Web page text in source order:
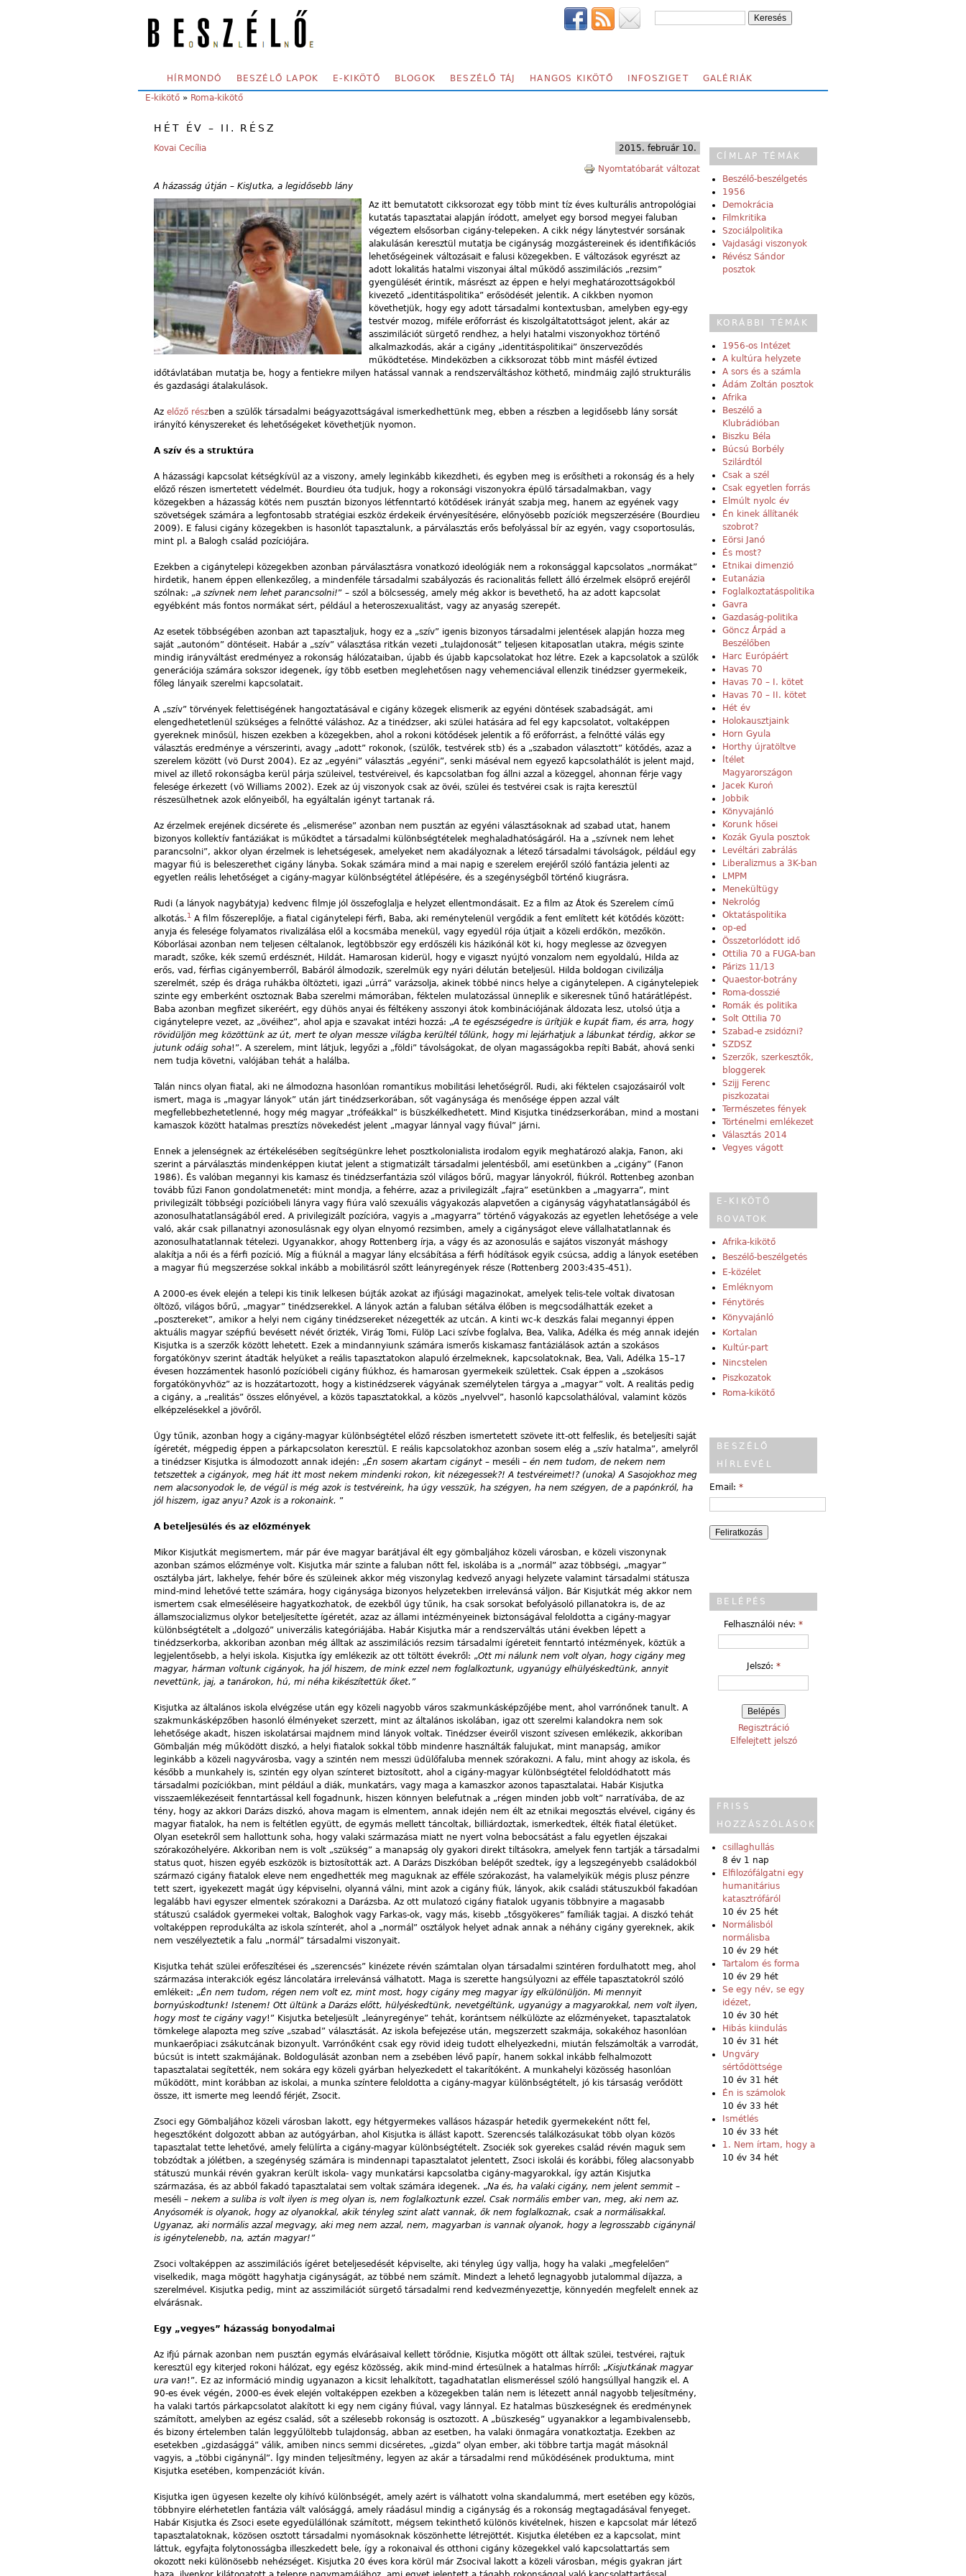
SECONDARY MENU
HÍRMONDÓ BESZÉLŐ LAPOK E-KIKÖTŐ BLOGOK BESZÉLŐ TÁJ HANGOS KIKÖTŐ INFOSZIGET GALÉRIÁK
YOU ARE HERE:
E-kikötő » Roma-kikötő
HÉT ÉV – II. RÉSZ
Kovai Cecília 2015. február 10.
Nyomtatóbarát változat
A házasság útján – KisJutka, a legidősebb lány
Az itt bemutatott cikksorozat egy több mint tíz éves kulturális antropológiai
kutatás tapasztatai alapján íródott, amelyet egy borsod megyei faluban
végeztem elsősorban cigány-telepeken. A cikk négy lánytestvér sorsának
alakulásán keresztül mutatja be cigányság mozgástereinek és identifikációs
lehetőségeinek változásait e falusi közegekben. E változások egyrészt az
adott lokalitás hatalmi viszonyai által működő asszimilációs „rezsim”
gyengülését érintik, másrészt az éppen e helyi meghatározottságokból
kivezető „identitáspolitika” erősödését jelentik. A cikkben nyomon
követhetjük, hogy egy adott társadalmi kontextusban, amelyben egy-egy
testvér mozog, miféle erőforrást és kiszolgáltatottságot jelent, akár az
asszimilációt sürgető rendhez, a helyi hatalmi viszonyokhoz történő
alkalmazkodás, akár a cigány „identitáspolitikai” önszerveződés
működtetése. Mindeközben a cikksorozat több mint másfél évtized
időtávlatában mutatja be, hogy a fentiekre milyen hatással vannak a rendszerváltáshoz köthető, mindmáig zajló strukturális
és gazdasági átalakulások.
Az előző részben a szülők társadalmi beágyazottságával ismerkedhettünk meg, ebben a részben a legidősebb lány sorsát
irányító kényszereket és lehetőségeket követhetjük nyomon.
A szív és a struktúra
A házassági kapcsolat kétségkívül az a viszony, amely leginkább kikezdheti, és egyben meg is erősítheti a rokonság és a hely
előző részen ismertetett védelmét. Bourdieu óta tudjuk, hogy a rokonsági viszonyokra épülő társadalmakban, vagy
közegekben a házasság kötés nem pusztán bizonyos létfenntartó kötődések irányát szabja meg, hanem az egyének vagy
szövetségek számára a legfontosabb stratégiai eszköz érdekeik érvényesítésére, előnyösebb pozíciók megszerzésére (Bourdieu
2009). E falusi cigány közegekben is hasonlót tapasztalunk, a párválasztás erős befolyással bír az egyén, vagy csoportosulás,
mint pl. a Balogh család pozíciójára.
Ezekben a cigánytelepi közegekben azonban párválasztásra vonatkozó ideológiák nem a rokonsággal kapcsolatos „normákat”
hirdetik, hanem éppen ellenkezőleg, a mindenféle társadalmi szabályozás és racionalitás fellett álló érzelmek elsöprő erejéről
szólnak: „a szívnek nem lehet parancsolni!” – szól a bölcsesség, amely még akkor is bevethető, ha az adott kapcsolat
egyébként más fontos normákat sért, például a heteroszexualitást, vagy az anyaság szerepét.
Az esetek többségében azonban azt tapasztaljuk, hogy ez a „szív” igenis bizonyos társadalmi jelentések alapján hozza meg
saját „autonóm” döntéseit. Habár a „szív” választása ritkán vezeti „tulajdonosát” teljesen kitaposatlan utakra, mégis szinte
mindig irányváltást eredményez a rokonság hálózataiban, újabb és újabb kapcsolatokat hoz létre. Ezek a kapcsolatok a szülők
generációja számára sokszor idegenek, így több esetben meglehetősen nagy vehemenciával ellenzik tinédzser gyermekeik,
főleg lányaik szerelmi kapcsolatait.
A „szív” törvények felettiségének hangoztatásával e cigány közegek elismerik az egyéni döntések szabadságát, ami
elengedhetetlenül szükséges a felnőtté váláshoz. Az a tinédzser, aki szülei hatására ad fel egy kapcsolatot, voltaképpen
gyereknek minősül, hiszen ezekben a közegekben, ahol a rokoni kötődések jelentik a fő erőforrást, a felnőtté válás egy
választás eredménye a vérszerinti, avagy „adott” rokonok, (szülők, testvérek stb) és a „szabadon választott” kötődés, azaz a
szerelem között (vö Durst 2004). Ez az „egyéni” választás „egyéni”, senki máséval nem egyező kapcsolathálót is jelent majd,
mivel az illető rokonságba kerül párja szüleivel, testvéreivel, és kapcsolatban fog állni azzal a közeggel, ahonnan férje vagy
felesége érkezett (vö Williams 2002). Ezek az új viszonyok csak az övéi, szülei és testvérei csak is rajta keresztül
részesülhetnek azok előnyeiből, ha egyáltalán igényt tartanak rá.
Az érzelmek erejének dicsérete és „elismerése” azonban nem pusztán az egyéni választásoknak ad szabad utat, hanem
bizonyos kollektív fantáziákat is működtet a társadalmi különbségtételek meghaladhatóságáról. Ha a „szívnek nem lehet
parancsolni”, akkor olyan érzelmek is lehetségesek, amelyeket nem akadályoznak a létező társadalmi távolságok, például egy
magyar fiú is beleszerethet cigány lányba. Sokak számára mind a mai napig e szerelem erejéről szóló fantázia jelenti az
egyetlen reális lehetőséget a cigány-magyar különbségtétel átlépésére, és a szegénységből történő kiugrásra.
Rudi (a lányok nagybátyja) kedvenc filmje jól összefoglalja e helyzet ellentmondásait. Ez a film az Átok és Szerelem című
alkotás.1 A film főszereplője, a fiatal cigánytelepi férfi, Baba, aki reménytelenül vergődik a fent említett két kötődés között:
anyja és felesége folyamatos rivalizálása elől a kocsmába menekül, vagy egyedül rója útjait a közeli erdőkön, mezőkön.
Kóborlásai azonban nem teljesen céltalanok, legtöbbször egy erdőszéli kis házikónál köt ki, hogy meglesse az özvegyen
maradt, szőke, kék szemű erdésznét, Hildát. Hamarosan kiderül, hogy e vigaszt nyújtó vonzalom nem egyoldalú, Hilda az
erős, vad, férfias cigányemberről, Babáról álmodozik, szerelmük egy nyári délután beteljesül. Hilda boldogan civilizálja
szerelmét, szép és drága ruhákba öltözteti, igazi „úrrá” varázsolja, akinek többé nincs helye a cigánytelepen. A cigánytelepiek
szinte egy emberként osztoznak Baba szerelmi mámorában, féktelen mulatozással ünneplik e sikeresnek tűnő határátlépést.
Baba azonban megfizet sikeréért, egy dühös anyai és féltékeny asszonyi átok kombinációjának áldozata lesz, utolsó útja a
cigánytelepre vezet, az „övéihez”, ahol apja e szavakat intézi hozzá: „A te egészségedre is ürítjük e kupát fiam, és arra, hogy
rövidüljön meg közöttünk az út, mert te olyan messze világba kerültél tőlünk, hogy mi lejárhatjuk a lábunkat térdig, akkor se
jutunk odáig soha!”. A szerelem, mint látjuk, legyőzi a „földi” távolságokat, de olyan magasságokba repíti Babát, ahová senki
nem tudja követni, valójában tehát a halálba.
Talán nincs olyan fiatal, aki ne álmodozna hasonlóan romantikus mobilitási lehetőségről. Rudi, aki féktelen csajozásairól volt
ismert, maga is „magyar lányok” után járt tinédzserkorában, sőt vagánysága és menősége éppen azzal vált
megfellebbezhetetlenné, hogy még magyar „trófeákkal” is büszkélkedhetett. Mind Kisjutka tinédzserkorában, mind a mostani
kamaszok között hatalmas presztízs növekedést jelent „magyar lánnyal vagy fiúval” járni.
Ennek a jelenségnek az értékelésében segítségünkre lehet posztkolonialista irodalom egyik meghatározó alakja, Fanon, aki
szerint a párválasztás mindenképpen kiutat jelent a stigmatizált társadalmi jelentésből, ami esetünkben a „cigány” (Fanon
1986). És valóban megannyi kis kamasz és tinédzserfantázia szól világos bőrű, magyar lányokról, fiúkról. Rottenbeg azonban
tovább fűzi Fanon gondolatmenetét: mint mondja, a fehérre, azaz a privilegizált „fajra” esetünkben a „magyarra”, mint
privilegizált többségi pozícióbeli lányra vagy fiúra való szexuális vágyakozás alapvetően a cigányság vágyhatatlanságából és
azonosulhatatlanságából ered. A privilegizált pozícióra, vagyis a „magyarra” történő vágyakozás az egyetlen lehetősége a vele
való, akár csak pillanatnyi azonosulásnak egy olyan elnyomó rezsimben, amely a cigányságot eleve vállalhatatlannak és
azonosulhatatlannak tételezi. Ugyanakkor, ahogy Rottenberg írja, a vágy és az azonosulás e sajátos viszonyát máshogy
alakítja a női és a férfi pozíció. Míg a fiúknál a magyar lány elcsábítása a férfi hódítások egyik csúcsa, addig a lányok esetében
a magyar fiú megszerzése sokkal inkább a mobilitásról szőtt leányregények része (Rottenberg 2003:435-451).
A 2000-es évek elején a telepi kis tinik lelkesen bújták azokat az ifjúsági magazinokat, amelyek telis-tele voltak divatosan
öltöző, világos bőrű, „magyar” tinédzserekkel. A lányok aztán a faluban sétálva élőben is megcsodálhatták ezeket a
„posztereket”, amikor a helyi nem cigány tinédzsereket nézegették az utcán. A kinti wc-k deszkás falai megannyi éppen
aktuális magyar szépfiú bevésett névét őrizték, Virág Tomi, Fülöp Laci szívbe foglalva, Bea, Valika, Adélka és még annak idején
Kisjutka is a szerzők között lehetett. Ezek a mindannyiunk számára ismerős kiskamasz fantáziálások aztán a szokásos
forgatókönyv szerint átadták helyüket a reális tapasztatokon alapuló érzelmeknek, kapcsolatoknak, Bea, Vali, Adélka 15–17
évesen hozzámentek hasonló pozícióbeli cigány fiúkhoz, és hamarosan gyermekeik születtek. Csak éppen a „szokásos
forgatókönyvhöz” az is hozzátartozott, hogy a kistinédzserek vágyának személytelen tárgya a „magyar” volt. A realitás pedig
a cigány, a „realitás” összes előnyével, a közös tapasztatokkal, a közös „nyelvvel”, hasonló kapcsolathálóval, valamint közös
elképzelésekkel a jövőről.
Úgy tűnik, azonban hogy a cigány-magyar különbségtétel előző részben ismertetett szövete itt-ott felfeslik, és beteljesíti saját
ígéretét, mégpedig éppen a párkapcsolaton keresztül. E reális kapcsolatokhoz azonban sosem elég a „szív hatalma”, amelyről
a tinédzser Kisjutka is álmodozott annak idején: „Én sosem akartam cigányt – meséli – én nem tudom, de nekem nem
tetszettek a cigányok, meg hát itt most nekem mindenki rokon, kit nézegessek?! A testvéreimet!? (unoka) A Sasojokhoz meg
nem alacsonyodok le, de végül is még azok is testvéreink, ha úgy vesszük, ha szégyen, ha nem szégyen, de a papónkról, ha
jól hiszem, igaz anyu? Azok is a rokonaink. ”
A beteljesülés és az előzmények
Mikor Kisjutkát megismertem, már pár éve magyar barátjával élt egy gömbaljához közeli városban, e közeli viszonynak
azonban számos előzménye volt. Kisjutka már szinte a faluban nőtt fel, iskolába is a „normál” azaz többségi, „magyar”
osztályba járt, lakhelye, fehér bőre és szüleinek akkor még viszonylag kedvező anyagi helyzete valamint társadalmi státusza
mind-mind lehetővé tette számára, hogy cigánysága bizonyos helyzetekben irrelevánsá váljon. Bár Kisjutkát még akkor nem
ismertem csak elmeséléseire hagyatkozhatok, de ezekből úgy tűnik, ha csak sorsokat befolyásoló pillanatokra is, de az
államszocializmus olykor beteljesítette ígéretét, azaz az állami intézményeinek biztonságával feloldotta a cigány-magyar
különbségtételt a „dolgozó” univerzális kategóriájába. Habár Kisjutka már a rendszerváltás utáni években lépett a
tinédzserkorba, akkoriban azonban még álltak az asszimilációs rezsim társadalmi ígéreteit fenntartó intézmények, köztük a
legjelentősebb, a helyi iskola. Kisjutka így emlékezik az ott töltött évekről: „Ott mi nálunk nem volt olyan, hogy cigány meg
magyar, hárman voltunk cigányok, ha jól hiszem, de mink ezzel nem foglalkoztunk, ugyanúgy elhülyéskedtünk, annyit
nevettünk, jaj, a tanárokon, hú, mi néha kikészítettük őket.”
Kisjutka az általános iskola elvégzése után egy közeli nagyobb város szakmunkásképzőjébe ment, ahol varrónőnek tanult. A
szakmunkásképzőben hasonló élményeket szerzett, mint az általános iskolában, igaz ott szerelmi kalandokra nem sok
lehetősége akadt, hiszen iskolatársai majdnem mind lányok voltak. Tinédzser éveiről viszont szívesen emlékezik, akkoriban
Gömbalján még működött diszkó, a helyi fiatalok sokkal több mindenre használták falujukat, mint manapság, amikor
leginkább a közeli nagyvárosba, vagy a szintén nem messzi üdülőfaluba mennek szórakozni. A falu, mint ahogy az iskola, és
később a munkahely is, szintén egy olyan színteret biztosított, ahol a cigány-magyar különbségtétel feloldódhatott más
társadalmi pozíciókban, mint például a diák, munkatárs, vagy maga a kamaszkor azonos tapasztalatai. Habár Kisjutka
visszaemlékezéseit fenntartással kell fogadnunk, hiszen könnyen belefutnak a „régen minden jobb volt” narratívába, de az
tény, hogy az akkori Darázs diszkó, ahova magam is elmentem, annak idején nem élt az etnikai megosztás elvével, cigány és
magyar fiatalok, ha nem is feltétlen együtt, de egymás mellett táncoltak, billiárdoztak, ismerkedtek, élték fiatal életüket.
Olyan esetekről sem hallottunk soha, hogy valaki származása miatt ne nyert volna bebocsátást a falu egyetlen éjszakai
szórakozóhelyére. Akkoriban nem is volt „szükség” a manapság oly gyakori direkt tiltásokra, amelyek fenn tartják a társadalmi
status quot, hiszen egyéb eszközök is biztosították azt. A Darázs Diszkóban belépőt szedtek, így a legszegényebb családokból
származó cigány fiatalok eleve nem engedhették meg maguknak az efféle szórakozást, ha valamelyikük mégis plusz pénzre
tett szert, igyekezett magát úgy képviselni, olyanná válni, mint azok a cigány fiúk, lányok, akik családi státuszukból fakadóan
legalább havi egyszer elmentek szórakozni a Darázsba. Az ott mulatozó cigány fiatalok ugyanis többnyire a magasabb
státuszú családok gyermekei voltak, Baloghok vagy Farkas-ok, vagy más, kisebb „tősgyökeres” famíliák tagjai. A diszkó tehát
voltaképpen reprodukálta az iskola színterét, ahol a „normál” osztályok helyet adnak annak a néhány cigány gyereknek, akik
nem veszélyeztetik a falu „normál” társadalmi viszonyait.
Kisjutka tehát szülei erőfeszítései és „szerencsés” kinézete révén számtalan olyan társadalmi szintéren fordulhatott meg, ahol
származása interakciók egész láncolatára irrelevánsá válhatott. Maga is szerette hangsúlyozni az efféle tapasztatokról szóló
emlékeit: „Én nem tudom, régen nem volt ez, mint most, hogy cigány meg magyar így elkülönüljön. Mi mennyit
bornyúskodtunk! Istenem! Ott ültünk a Darázs előtt, hülyéskedtünk, nevetgéltünk, ugyanúgy a magyarokkal, nem volt ilyen,
hogy most te cigány vagy!” Kisjutka beteljesült „leányregénye” tehát, korántsem nélkülözte az előzményeket, tapasztalatok
tömkelege alapozta meg szíve „szabad” választását. Az iskola befejezése után, megszerzett szakmája, sokakéhoz hasonlóan
munkaerőpiaci zsákutcának bizonyult. Varrónőként csak egy rövid ideig tudott elhelyezkedni, miután felszámolták a varrodát,
búcsút is intett szakmájának. Boldogulását azonban nem a zsebében lévő papír, hanem sokkal inkább felhalmozott
tapasztalatai segítették, nem sokára egy közeli gyárban helyezkedett el takarítóként. A munkahelyi közösség hasonlóan
működött, mint korábban az iskolai, a munka színtere feloldotta a cigány-magyar különbségtételt, jó kis társaság verődött
össze, itt ismerte meg leendő férjét, Zsocit.
Zsoci egy Gömbaljához közeli városban lakott, egy hétgyermekes vallásos házaspár hetedik gyermekeként nőtt fel,
hegesztőként dolgozott abban az autógyárban, ahol Kisjutka is állást kapott. Szerencsés találkozásukat több olyan közös
tapasztalat tette lehetővé, amely felülírta a cigány-magyar különbségtételt. Zsociék sok gyerekes család révén maguk sem
tobzódtak a jólétben, a szegénység számára is mindennapi tapasztalatot jelentett, Zsoci iskolái és korábbi, főleg alacsonyabb
státuszú munkái révén gyakran került iskola- vagy munkatársi kapcsolatba cigány-magyarokkal, így aztán Kisjutka
származása, és az abból fakadó tapasztalatai sem voltak számára idegenek. „Na és, ha valaki cigány, nem jelent semmit –
meséli – nekem a suliba is volt ilyen is meg olyan is, nem foglalkoztunk ezzel. Csak normális ember van, meg, aki nem az.
Anyósomék is olyanok, hogy az olyanokkal, akik tényleg szint alatt vannak, ők nem foglalkoznak, csak a normálisakkal.
Ugyanaz, aki normális azzal megvagy, aki meg nem azzal, nem, magyarban is vannak olyanok, hogy a legrosszabb cigánynál
is igénytelenebb, na, aztán magyar!”
Zsoci voltaképpen az asszimilációs ígéret beteljesedését képviselte, aki tényleg úgy vallja, hogy ha valaki „megfelelően”
viselkedik, maga mögött hagyhatja cigányságát, az többé nem számít. Mindezt a lehető legnagyobb jutalommal díjazza, a
szerelmével. Kisjutka pedig, mint az asszimilációt sürgető társadalmi rend kedvezményezettje, könnyedén megfelelt ennek az
elvárásnak.
Egy „vegyes” házasság bonyodalmai
Az ifjú párnak azonban nem pusztán egymás elvárásaival kellett törődnie, Kisjutka mögött ott álltak szülei, testvérei, rajtuk
keresztül egy kiterjed rokoni hálózat, egy egész közösség, akik mind-mind értesülnek a hatalmas hírről: „Kisjutkának magyar
ura van!”. Ez az információ mindig ugyanazon a kicsit lehalkított, tagadhatatlan elismeréssel szóló hangsúllyal hangzik el. A
90-es évek végén, 2000-es évek elején voltaképpen ezekben a közegekben talán nem is létezett annál nagyobb teljesítmény,
ha valaki tartós párkapcsolatot alakított ki egy nem cigány fiúval, vagy lánnyal. Ez hatalmas büszkeségnek és eredménynek
számított, amelyben az egész család, sőt a szélesebb rokonság is osztozott. A „büszkeség” ugyanakkor a legambivalensebb,
és bizony értelemben talán leggyűlöltebb tulajdonság, abban az esetben, ha valaki önmagára vonatkoztatja. Ezekben az
esetekben „gizdasággá” válik, amiben nincs semmi dicséretes, „gizda” olyan ember, aki többre tartja magát másoknál
vagyis, a „többi cigánynál”. Így minden teljesítmény, legyen az akár a társadalmi rend működésének produktuma, mint
Kisjutka esetében, kompenzációt kíván.
Kisjutka igen ügyesen kezelte oly kihívó különbségét, amely azért is válhatott volna skandalummá, mert esetében egy közös,
többnyire elérhetetlen fantázia vált valósággá, amely ráadásul mindig a cigányság és a rokonság megtagadásával fenyeget.
Habár Kisjutka és Zsoci esete egyedülállónak számított, mégsem tekinthető különös kivételnek, hiszen e kapcsolat már létező
tapasztalatoknak, közösen osztott társadalmi nyomásoknak köszönhette létrejöttét. Kisjutka életében ez a kapcsolat, mint
láttuk, egyfajta folytonosságba illeszkedett bele, így a rokonaival és otthoni cigány közegekkel való kapcsolattartás sem
okozott neki különösebb nehézséget. Kisjutka 20 éves kora körül már Zsocival lakott a közeli városban, mégis gyakran járt
CÍMLAP TÉMÁK
Beszélő-beszélgetés
1956
Demokrácia
Filmkritika
Szociálpolitika
Vajdasági viszonyok
Révész Sándor
posztok
KORÁBBI TÉMÁK
1956-os Intézet
A kultúra helyzete
A sors és a számla
Ádám Zoltán posztok
Afrika
Beszélő a
Klubrádióban
Biszku Béla
Búcsú Borbély
Szilárdtól
Csak a szél
Csak egyetlen forrás
Elmúlt nyolc év
Én kinek állítanék
szobrot?
Eörsi Janó
És most?
Etnikai dimenzió
Eutanázia
Foglalkoztatáspolitika
Gavra
Gazdaság-politika
Göncz Árpád a
Beszélőben
Harc Európáért
Havas 70
Havas 70 – I. kötet
Havas 70 – II. kötet
Hét év
Holokausztjaink
Horn Gyula
Horthy újratöltve
Ítélet
Magyarországon
Jacek Kuroń
Jobbik
Könyvajánló
Korunk hősei
Kozák Gyula posztok
Levéltári zabrálás
Liberalizmus a 3K-ban
LMPM
Menekültügy
Nekrológ
Oktatáspolitika
op-ed
Összetorlódott idő
Ottilia 70 a FUGA-ban
Párizs 11/13
Quaestor-botrány
Roma-dosszié
Romák és politika
Solt Ottilia 70
Szabad-e zsidózni?
SZDSZ
Szerzők, szerkesztők,
bloggerek
Szijj Ferenc
piszkozatai
Természetes fények
Történelmi emlékezet
Választás 2014
Vegyes vágott
E-KIKÖTŐ
ROVATOK
Afrika-kikötő
Beszélő-beszélgetés
E-közélet
Emléknyom
Fénytörés
Könyvajánló
Kortalan
Kultúr-part
Nincstelen
Piszkozatok
Roma-kikötő
BESZÉLŐ
HÍRLEVÉL
Email: *
BELÉPÉS
Felhasználói név: *
Jelszó: *
Regisztráció
Elfelejtett jelszó
FRISS
HOZZÁSZÓLÁSOK
csillaghullás
8 év 1 nap
Elfilozófálgatni egy
humanitárius
katasztrófáról
10 év 25 hét
Normálisból
normálisba
10 év 29 hét
Tartalom és forma
10 év 29 hét
Se egy név, se egy
idézet,
10 év 30 hét
Hibás kiindulás
10 év 31 hét
Ungváry
sértődöttsége
10 év 31 hét
Én is számolok
10 év 33 hét
Ismétlés
10 év 33 hét
1. Nem írtam, hogy a
10 év 34 hét